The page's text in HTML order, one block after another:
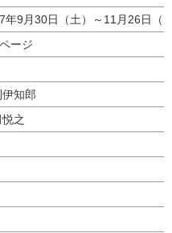
年9月30日（土）～11月26日（
ージ
知郎
之